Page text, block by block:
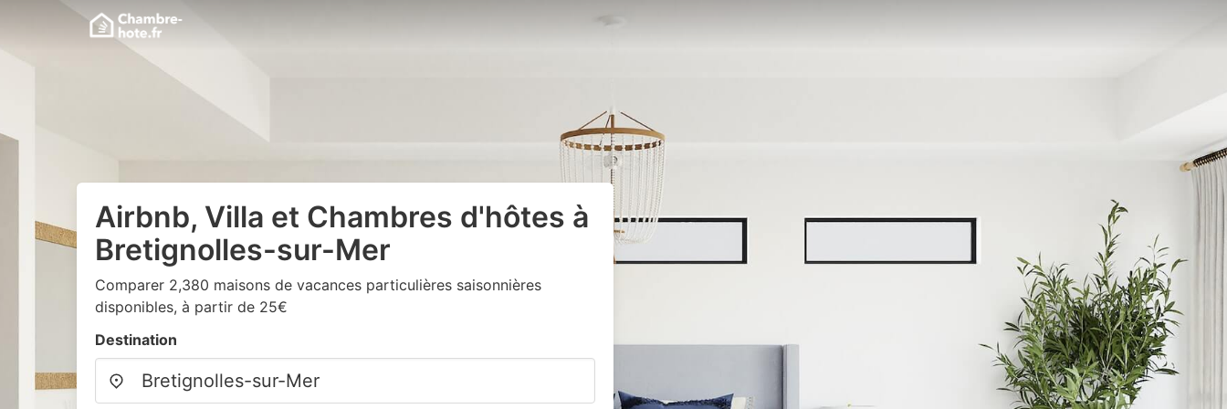
Airbnb, Villa et Chambres d'hôtes à
Bretignolles-sur-Mer
Comparer 2,380 maisons de vacances particulières saisonnières
disponibles, à partir de 25€
Destination